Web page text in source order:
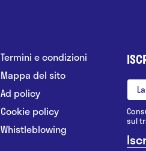
Termini e condizioni
Mappa del sito
Ad policy
Cookie policy
Whistleblowing
sul